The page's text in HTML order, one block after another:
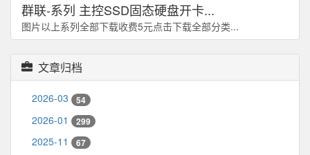
群联-系列 主控SSD固态硬盘开卡...
图片以上系列全部下载收费5元点击下载全部分类...
文章归档
2026-03 54
2026-01 299
2025-11 67